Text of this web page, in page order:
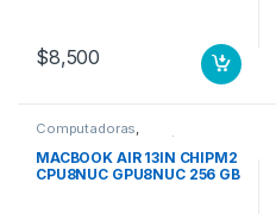
$8,500
Computadoras
Computadoras Portátiles
MACBOOK AIR 13IN CHIPM2
CPU8NUC GPU8NUC 256 GB